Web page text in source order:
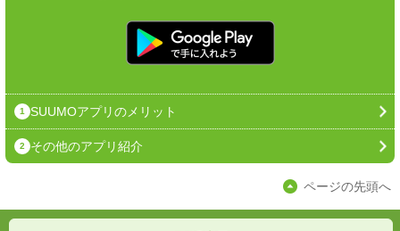
1 SUUMOアプリのメリット
2 その他のアプリ紹介
ページの先頭へ